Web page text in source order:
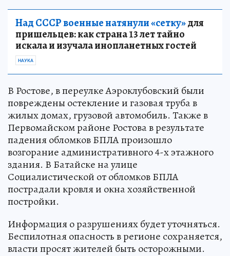
Над СССР военные натянули «сетку»для
пришельцев: как страна 13 лет тайно
искала и изучала инопланетных гостей
НАУКА
В Ростове, в переулке Аэроклубовский были
повреждены остекление и газовая труба в
жилых домах, грузовой автомобиль. Также в
Первомайском районе Ростова в результате
падения обломков БПЛА произошло
возгорание административного 4-х этажного
здания. В Батайске на улице
Социалистической от обломков БПЛА
пострадали кровля и окна хозяйственной
постройки.
Информация о разрушениях будет уточняться.
Беспилотная опасность в регионе сохраняется,
власти просят жителей быть осторожными.